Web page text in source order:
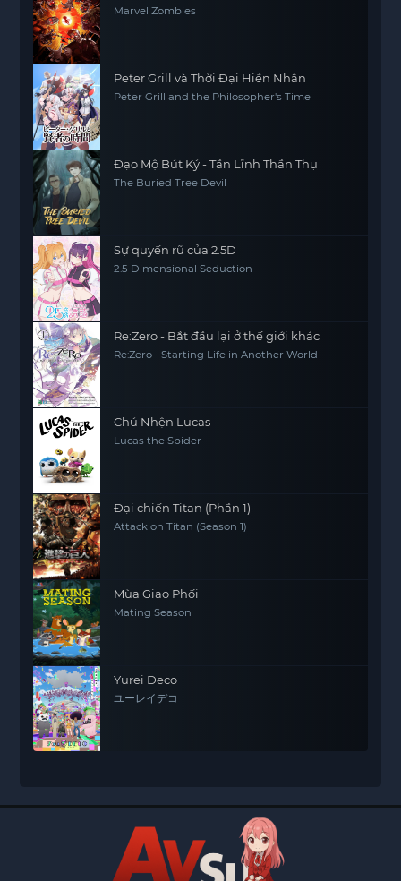
Marvel Zombies
Peter Grill và Thời Đại Hiền Nhân
Peter Grill and the Philosopher's Time
Đạo Mộ Bút Ký - Tần Lĩnh Thần Thụ
The Buried Tree Devil
Sự quyến rũ của 2.5D
2.5 Dimensional Seduction
Re:Zero - Bắt đầu lại ở thế giới khác
Re:Zero - Starting Life in Another World
Chú Nhện Lucas
Lucas the Spider
Đại chiến Titan (Phần 1)
Attack on Titan (Season 1)
Mùa Giao Phối
Mating Season
Yurei Deco
ユーレイデコ